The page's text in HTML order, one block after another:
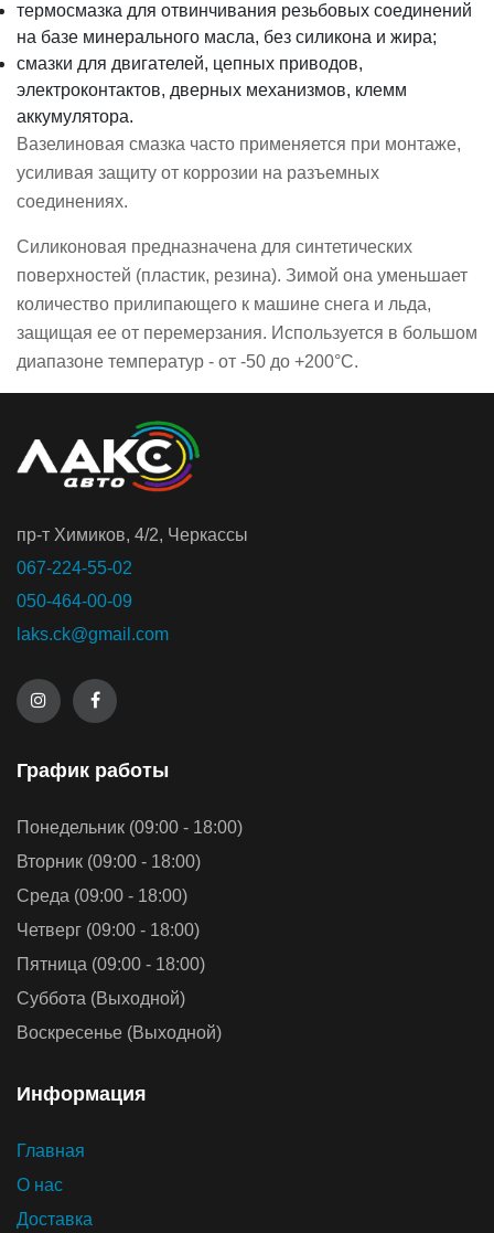
термосмазка для отвинчивания резьбовых соединений
на базе минерального масла, без силикона и жира;
смазки для двигателей, цепных приводов,
электроконтактов, дверных механизмов, клемм
аккумулятора.
Вазелиновая смазка часто применяется при монтаже,
усиливая защиту от коррозии на разъемных
соединениях.
Силиконовая предназначена для синтетических
поверхностей (пластик, резина). Зимой она уменьшает
количество прилипающего к машине снега и льда,
защищая ее от перемерзания. Используется в большом
диапазоне температур - от -50 до +200°С.
пр-т Химиков, 4/2, Черкассы
067-224-55-02
050-464-00-09
laks.ck@gmail.com
График работы
Понедельник (09:00 - 18:00)
Вторник (09:00 - 18:00)
Среда (09:00 - 18:00)
Четверг (09:00 - 18:00)
Пятница (09:00 - 18:00)
Суббота (Выходной)
Воскресенье (Выходной)
Информация
Главная
О нас
Доставка